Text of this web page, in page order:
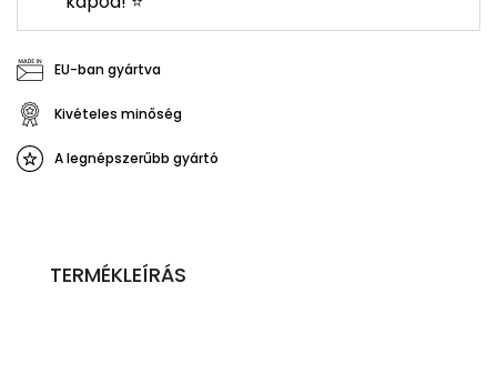
EU-ban gyártva
Kivételes minőség
A legnépszerűbb gyártó
TERMÉKLEÍRÁS